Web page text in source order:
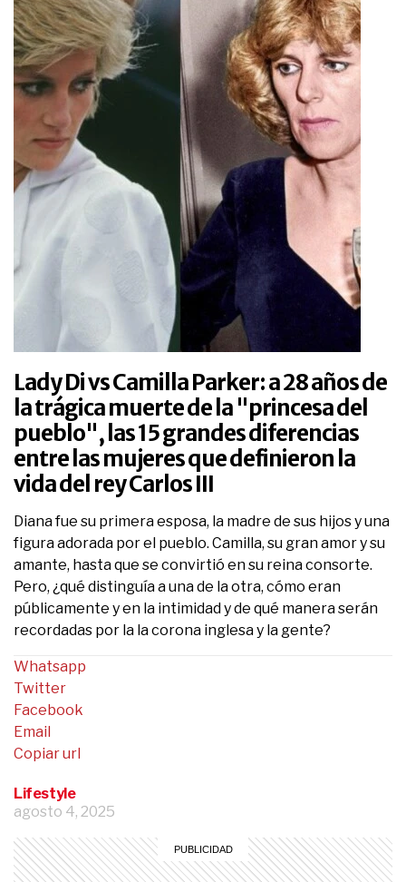
Lady Di vs Camilla Parker: a 28 años de
la trágica muerte de la "princesa del
pueblo", las 15 grandes diferencias
entre las mujeres que definieron la
vida del rey Carlos III
Diana fue su primera esposa, la madre de sus hijos y una
figura adorada por el pueblo. Camilla, su gran amor y su
amante, hasta que se convirtió en su reina consorte.
Pero, ¿qué distinguía a una de la otra, cómo eran
públicamente y en la intimidad y de qué manera serán
recordadas por la la corona inglesa y la gente?
Lifestyle
agosto 4, 2025
Whatsapp
Twitter
Facebook
Email
Copiar url